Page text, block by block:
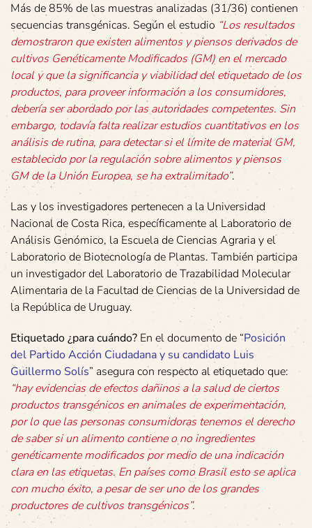
Más de 85% de las muestras analizadas (31/36) contienen
secuencias transgénicas. Según el estudio “Los resultados
demostraron que existen alimentos y piensos derivados de
cultivos Genéticamente Modificados (GM) en el mercado
local y que la significancia y viabilidad del etiquetado de los
productos, para proveer información a los consumidores,
debería ser abordado por las autoridades competentes. Sin
embargo, todavía falta realizar estudios cuantitativos en los
análisis de rutina, para detectar si el límite de material GM,
establecido por la regulación sobre alimentos y piensos
GM de la Unión Europea, se ha extralimitado”.
Las y los investigadores pertenecen a la Universidad
Nacional de Costa Rica, específicamente al Laboratorio de
Análisis Genómico, la Escuela de Ciencias Agraria y el
Laboratorio de Biotecnología de Plantas. También participa
un investigador del Laboratorio de Trazabilidad Molecular
Alimentaria de la Facultad de Ciencias de la Universidad de
la República de Uruguay.
Etiquetado ¿para cuándo? En el documento de “Posición
del Partido Acción Ciudadana y su candidato Luis
Guillermo Solís” asegura con respecto al etiquetado que:
“hay evidencias de efectos dañinos a la salud de ciertos
productos transgénicos en animales de experimentación,
por lo que las personas consumidoras tenemos el derecho
de saber si un alimento contiene o no ingredientes
genéticamente modificados por medio de una indicación
clara en las etiquetas. En países como Brasil esto se aplica
con mucho éxito, a pesar de ser uno de los grandes
productores de cultivos transgénicos”.